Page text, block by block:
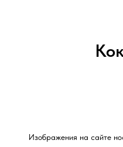
Изображения на сайте